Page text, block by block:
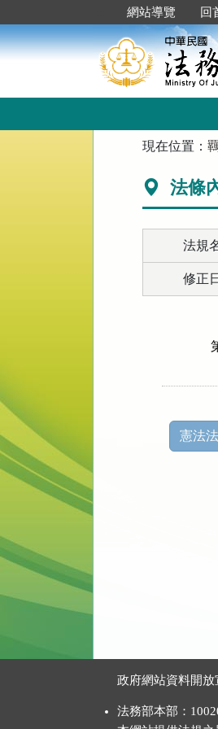
到
主
要
網站導覽 回
現在位置：
法條
法規
修正
憲法
政府網站資料開放
法務部本部：